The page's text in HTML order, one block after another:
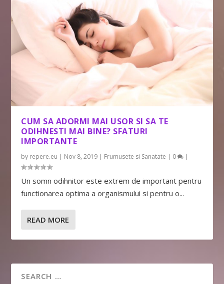
CUM SA ADORMI MAI USOR SI SA TE
ODIHNESTI MAI BINE? SFATURI
IMPORTANTE
by repere.eu | Nov 8, 2019 | Frumusete si Sanatate | 0 |
Un somn odihnitor este extrem de important pentru
functionarea optima a organismului si pentru o...
READ MORE